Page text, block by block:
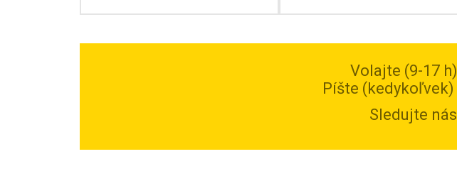
Volajte (9-17 h)
Píšte (kedykoľvek)
Sledujte nás